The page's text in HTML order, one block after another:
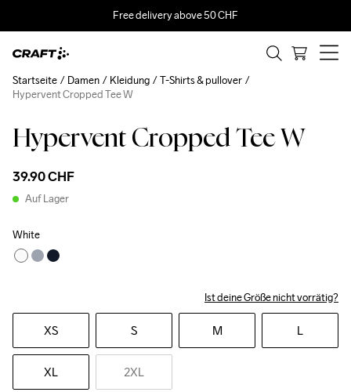
Free delivery above 50 CHF
Hypervent Cropped Tee W
39.90 CHF
Auf Lager
White
Ist deine Größe nicht vorrätig?
XS S M L
XL 2XL
Startseite Damen Kleidung
T-Shirts & pullover
Hypervent Cropped Tee W